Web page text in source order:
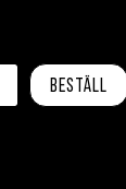
Beställ